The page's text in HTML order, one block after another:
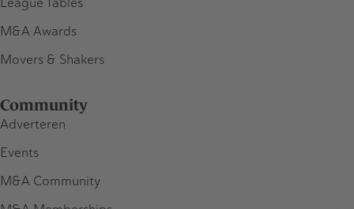
M&A Awards
Movers & Shakers
Community
Adverteren
Events
M&A Community